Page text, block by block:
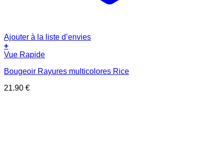
Ajouter à la liste d’envies
+
Vue Rapide
Bougeoir Rayures multicolores Rice
21.90 €